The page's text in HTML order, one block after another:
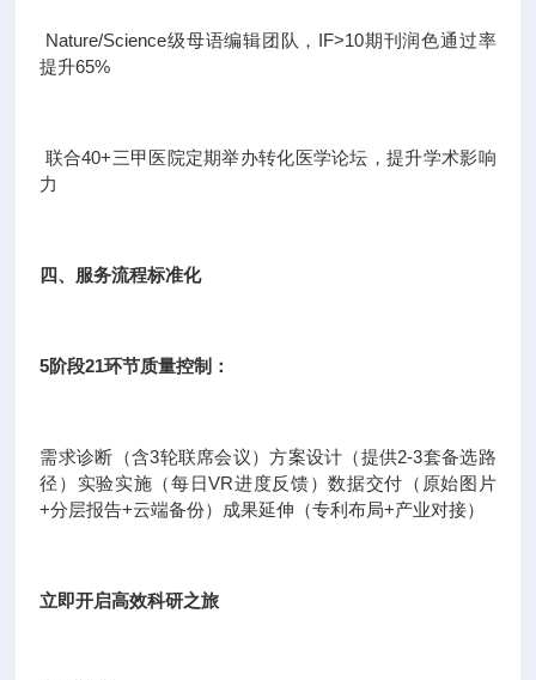
Nature/Science级母语编辑团队，IF>10期刊润色通过率
提升65%
联合40+三甲医院定期举办转化医学论坛，提升学术影响
力
四、服务流程标准化
5阶段21环节质量控制：
需求诊断（含3轮联席会议）方案设计（提供2-3套备选路
径）实验实施（每日VR进度反馈）数据交付（原始图片
+分层报告+云端备份）成果延伸（专利布局+产业对接）
立即开启高效科研之旅